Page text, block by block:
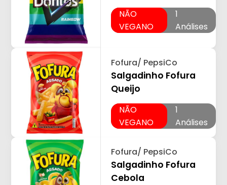
NÃO
VEGANO
1
Análises
Fofura/ PepsiCo
Salgadinho Fofura
Queijo
NÃO
VEGANO
1
Análises
Fofura/ PepsiCo
Salgadinho Fofura
Cebola